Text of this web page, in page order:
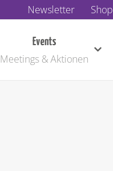
Newsletter Shop
Events
Meetings & Aktionen